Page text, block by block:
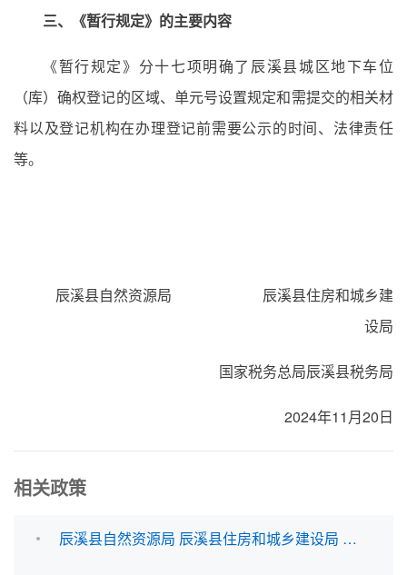
三、《暂行规定》的主要内容
《暂行规定》分十七项明确了辰溪县城区地下车位
（库）确权登记的区域、单元号设置规定和需提交的相关材
料以及登记机构在办理登记前需要公示的时间、法律责任
等。
辰溪县自然资源局 辰溪县住房和城乡建
设局
国家税务总局辰溪县税务局
2024年11月20日
相关政策
辰溪县自然资源局 辰溪县住房和城乡建设局 国家税务总局辰溪县税务局关于印发《辰溪县城区地下车位（库）确权登记暂行规定》的通知